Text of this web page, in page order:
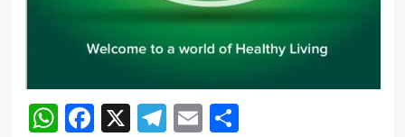
WhatsApp
Facebook
X Telegram
EmailShare